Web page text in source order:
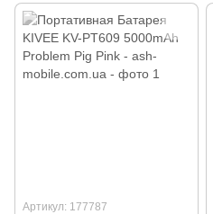
Артикул: 177787